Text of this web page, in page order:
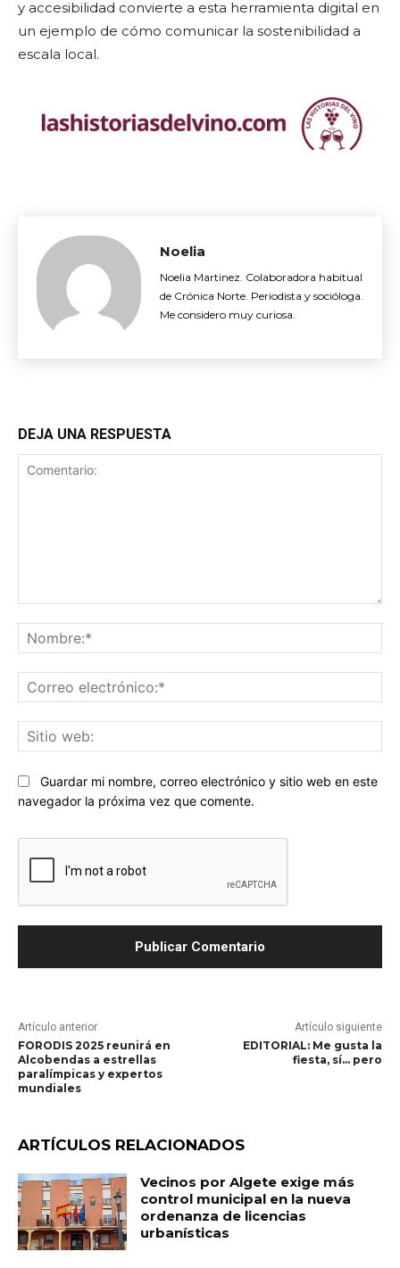
y accesibilidad convierte a esta herramienta digital en
un ejemplo de cómo comunicar la sostenibilidad a
escala local.
Noelia
Noelia Martinez. Colaboradora habitual
de Crónica Norte. Periodista y socióloga.
Me considero muy curiosa.
DEJA UNA RESPUESTA
Guardar mi nombre, correo electrónico y sitio web en este
navegador la próxima vez que comente.
Artículo anterior
FORODIS 2025 reunirá en
Alcobendas a estrellas
paralímpicas y expertos
mundiales
Artículo siguiente
EDITORIAL: Me gusta la
fiesta, sí… pero
ARTÍCULOS RELACIONADOS
Vecinos por Algete exige más
control municipal en la nueva
ordenanza de licencias
urbanísticas